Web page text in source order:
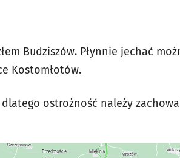
Budziszów. Płynnie jechać
Kostomłotów.
ostrożność należy